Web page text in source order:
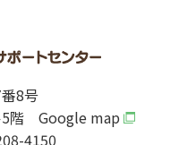
8号
5階 Google map
4150